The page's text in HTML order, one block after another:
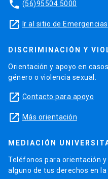
phone (56)95504 5000
launch Ir al sitio de Emergencias
DISCRIMINACIÓN Y
Orientación y apoyo en
género o violencia sexual.
launch Contacto para apoyo
launch Más orientación
MEDIACIÓN
Teléfonos para orientación
alguno de tus derechos en